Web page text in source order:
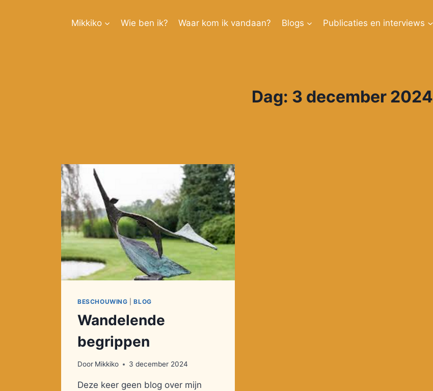
Mikkiko Wie ben ik? Waar kom ik vandaan? Blogs Publicaties en interviews
Dag: 3 december 2024
BESCHOUWING |BLOG
Wandelende
begrippen
Door Mikkiko 3 december 2024
Deze keer geen blog over mijn